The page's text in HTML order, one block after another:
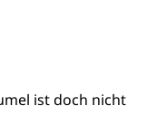
ist doch nicht